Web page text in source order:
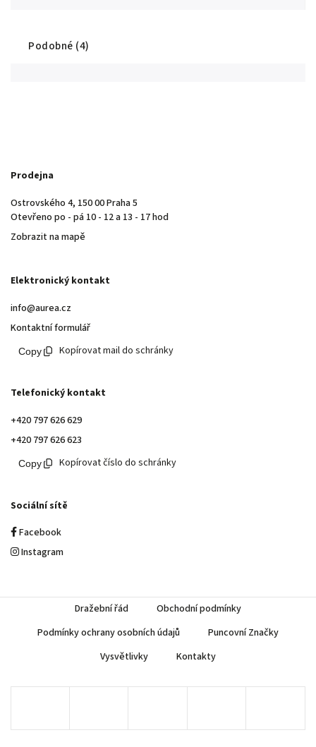
Podobné (4)
Prodejna
Ostrovského 4, 150 00 Praha 5
Otevřeno po - pá 10 - 12 a 13 - 17 hod
Zobrazit na mapě
Elektronický kontakt
info@aurea.cz
Kontaktní formulář
Kopírovat mail do schránky
Telefonický kontakt
+420 797 626 629
+420 797 626 623
Kopírovat číslo do schránky
Sociální sítě
Facebook
Instagram
Dražební řád
Obchodní podmínky
Podmínky ochrany osobních údajů
Puncovní Značky
Vysvětlivky
Kontakty